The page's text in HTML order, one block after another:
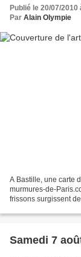
Publié le 20/07/2010
Par Alain Olympie
A Bastille, une carte
murmures-de-
frissons surgissent
Samedi 7